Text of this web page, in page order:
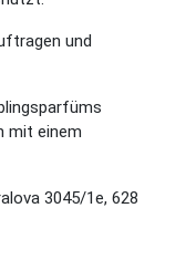
und
mit einem
3045/1e, 628